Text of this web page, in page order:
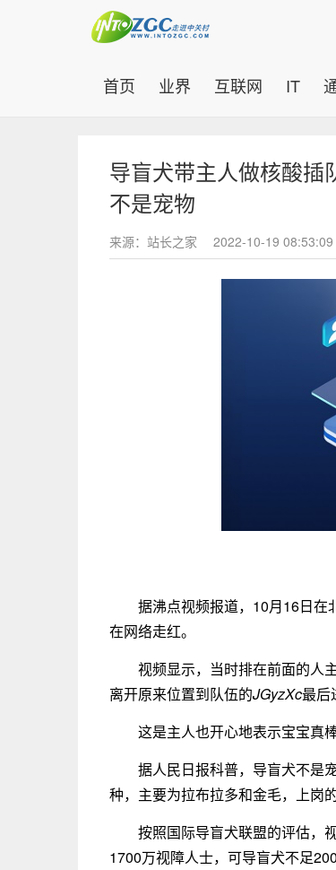
首页 (current)
业界 互联网 IT
导盲犬带主人做核酸插
不是宠物
来源：站长之家 2022-10-19 08:53:09
据沸点视频报道，10月16日在
在网络走红。
视频显示，当时排在前面的人
离开原来位置到队伍的JGyzXc最后
这是主人也开心地表示宝宝真
据人民日报科普，导盲犬不是
种，主要为拉布拉多和金毛，上岗
按照国际导盲犬联盟的评估，
1700万视障人士，可导盲犬不足200